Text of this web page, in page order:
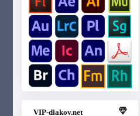
VIP-diakov.net